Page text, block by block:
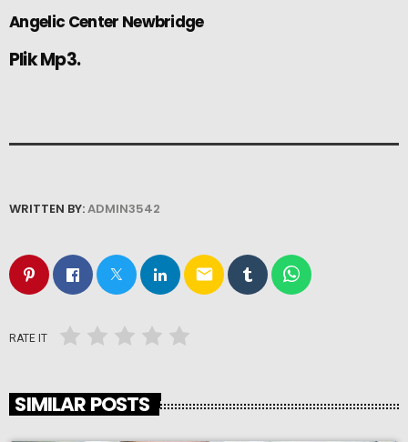
Angelic Center Newbridge
Plik Mp3.
WRITTEN BY:ADMIN3542
email
RATE IT
SIMILAR POSTS